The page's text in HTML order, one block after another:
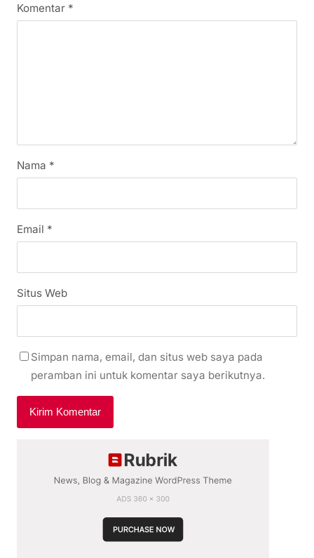
Komentar *
Nama *
Email *
Situs Web
Simpan nama, email, dan situs web saya pada
peramban ini untuk komentar saya berikutnya.